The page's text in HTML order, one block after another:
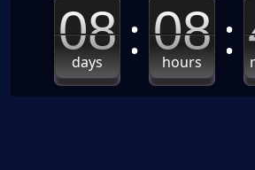
08
days
08
hours